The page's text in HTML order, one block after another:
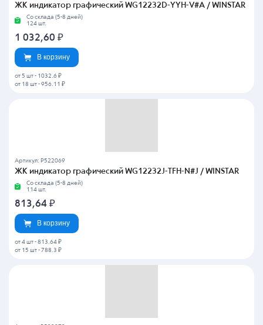
ЖК индикатор графический WG12232D-YYH-V#A / WINSTAR
Со склада (5-8 дней)
124 шт.
1 032,60 ₽
В корзину
от 5 шт - 1032.6 ₽
от 18 шт - 956.11 ₽
Артикул: P522069
ЖК индикатор графический WG12232J-TFH-N#J / WINSTAR
Со склада (5-8 дней)
114 шт.
813,64 ₽
В корзину
от 4 шт - 813.64 ₽
от 15 шт - 788.3 ₽